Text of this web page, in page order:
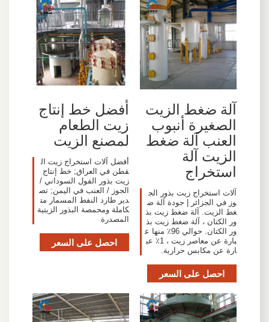
آلة ضغط الزيت
الصغيرة أنبوب
العنب آلة ضغط
الزيت آلة
استخراج
آلات استخراج زيت بذور الج
وز في الجزائر | جودة آلة ض
غط الزيت. آلة ضغط زيت بذ
ور الكتان ، آلة ضغط زيت بذ
ور الكتان. حوالي 96٪ منها ع
بارة عن معاصر زيت ، 1٪ عب
ارة عن مكابس حرارية.
احصل على السعر
أفضل خط إنتاج
زيت الطعام
لمصنع الزيت
أفضل آلات استخراج زيت ال
قطن في العراق; خط إنتاج
زيت بذور الفول السوداني /
الجوز / العنب في اليمن; تص
دير طارد النفط المسمار مت
كاملة ومحمصة البذور الزيتية
المصدرة
احصل على السعر